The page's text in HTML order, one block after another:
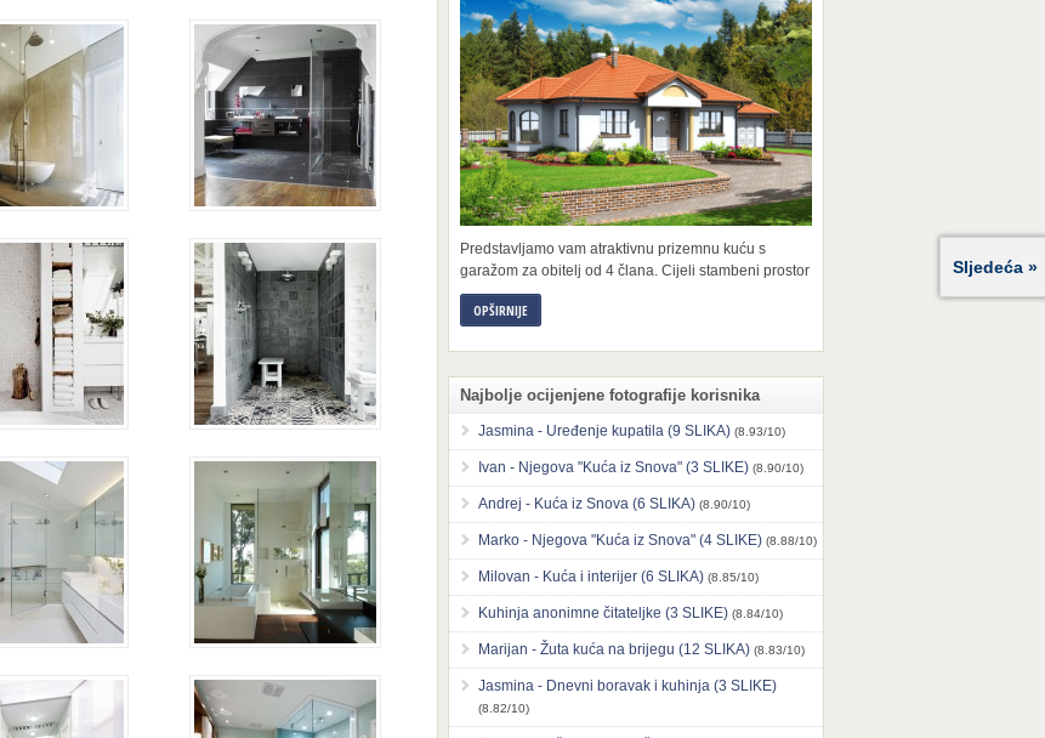
Sljedeća »
Predstavljamo vam atraktivnu prizemnu kuću s
garažom za obitelj od 4 člana. Cijeli stambeni prostor
OPŠIRNIJE
Najbolje ocijenjene fotografije korisnika
Jasmina - Uređenje kupatila (9 SLIKA) (8.93/10)
Ivan - Njegova "Kuća iz Snova" (3 SLIKE) (8.90/10)
Andrej - Kuća iz Snova (6 SLIKA) (8.90/10)
Marko - Njegova "Kuća iz Snova" (4 SLIKE) (8.88/10)
Milovan - Kuća i interijer (6 SLIKA) (8.85/10)
Kuhinja anonimne čitateljke (3 SLIKE) (8.84/10)
Marijan - Žuta kuća na brijegu (12 SLIKA) (8.83/10)
Jasmina - Dnevni boravak i kuhinja (3 SLIKE)
(8.82/10)